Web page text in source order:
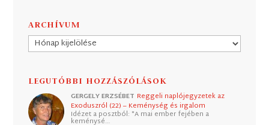
ARCHÍVUM
Archívum
LEGUTÓBBI HOZZÁSZÓLÁSOK
GERGELY ERZSÉBET Reggeli naplójegyzetek az
Exoduszról (22) – Keménység és irgalom
Idézet a posztból: "A mai ember fejében a
keménysé…